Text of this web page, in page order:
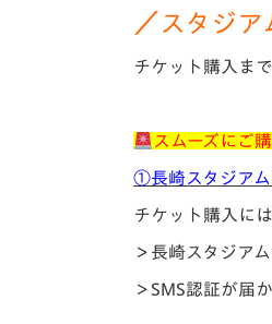
／スタジ
チケット購入ま
スムーズにご
①長崎スタジアム
チケット購入に
＞長崎スタジア
＞SMS認証が届